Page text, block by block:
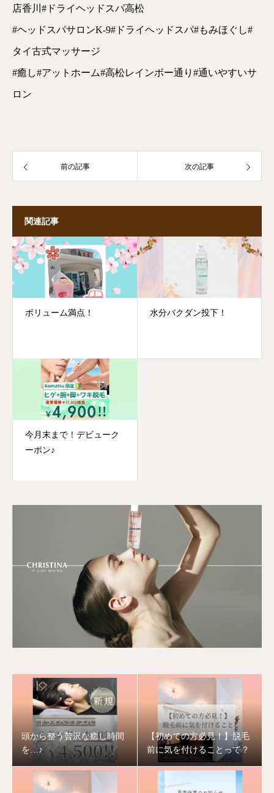
店香川#ドライヘッドスパ高松
#ヘッドスパサロンK-9#ドライヘッドスパ#もみほぐし#
タイ古式マッサージ
#癒し#アットホーム#高松レインボー通り#通いやすいサ
ロン
前の記事 次の記事
関連記事
ボリューム満点！ 水分バクダン投下！
今月末まで！デビューク
ーポン♪
頭から整う贅沢な癒し時間
を…♪
【初めての方必見！】脱毛
前に気を付けることって？